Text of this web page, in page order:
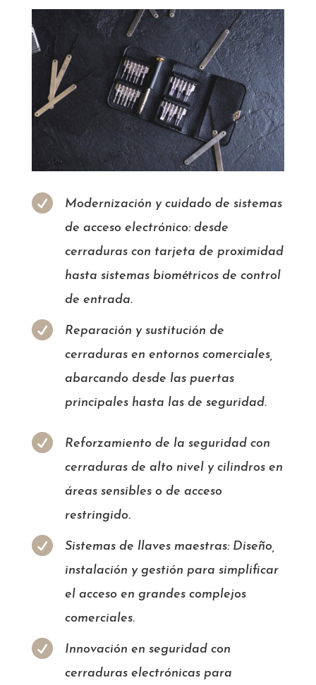

Modernización y cuidado de sistemas
de acceso electrónico: desde
cerraduras con tarjeta de proximidad
hasta sistemas biométricos de control
de entrada.

Reparación y sustitución de
cerraduras en entornos comerciales,
abarcando desde las puertas
principales hasta las de seguridad.

Reforzamiento de la seguridad con
cerraduras de alto nivel y cilindros en
áreas sensibles o de acceso
restringido.

Sistemas de llaves maestras: Diseño,
instalación y gestión para simplificar
el acceso en grandes complejos
comerciales.

Innovación en seguridad con
cerraduras electrónicas para